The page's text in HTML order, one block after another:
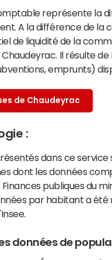
représente la
A la différence de la
de liquidité de la
Il résulte
emprunts)
de Chaudeyrac
:
dans ce
dont les données
publiques du
par habitant a été
données de